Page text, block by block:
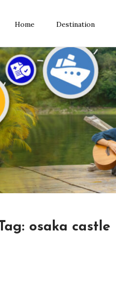
Home Destination
Tag: osaka castle